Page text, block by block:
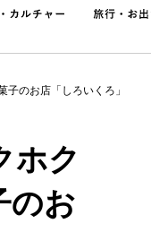
のお店「しろいくろ」
ホク
のお